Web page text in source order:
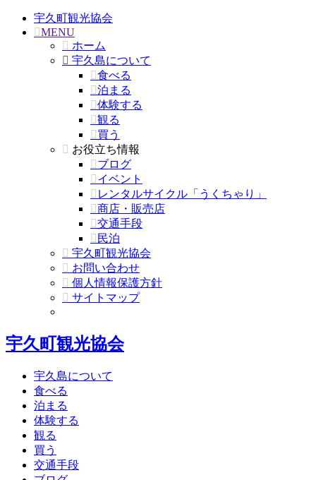
宇久町観光協会
MENU
ホーム
宇久島について
食べる
泊まる
体験する
観る
買う
お役立ち情報
ブログ
イベント
レンタルサイクル「うくちゃり」
商店・販売店
交通手段
民泊
宇久町観光協会
お問い合わせ
個人情報保護方針
サイトマップ
宇久町観光協会
宇久島について
食べる
泊まる
体験する
観る
買う
交通手段